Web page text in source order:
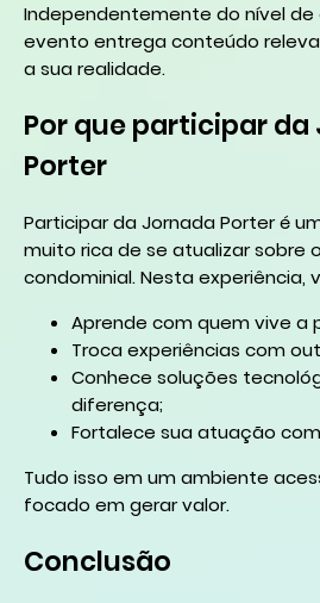
Independentemente do nível de
evento entrega conteúdo
a sua realidade.
Por que participar da
Porter
Participar da Jornada Porter é
muito rica de se atualizar sobre
condominial. Nesta experiência,
Aprende com quem vive a
Troca experiências com
Conhece soluções
diferença;
Fortalece sua atuação
Tudo isso em um ambiente
focado em gerar valor.
Conclusão